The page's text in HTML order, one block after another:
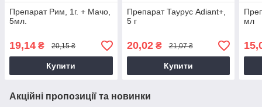
Препарат Рим, 1г. + Мачо,
5мл.
19,14 ₴ 20,15 ₴
Купити
Препарат Таурус Adiant+,
5 г
20,02₴ 21,07 ₴
Купити
мл
Акційні пропозиції та новинки